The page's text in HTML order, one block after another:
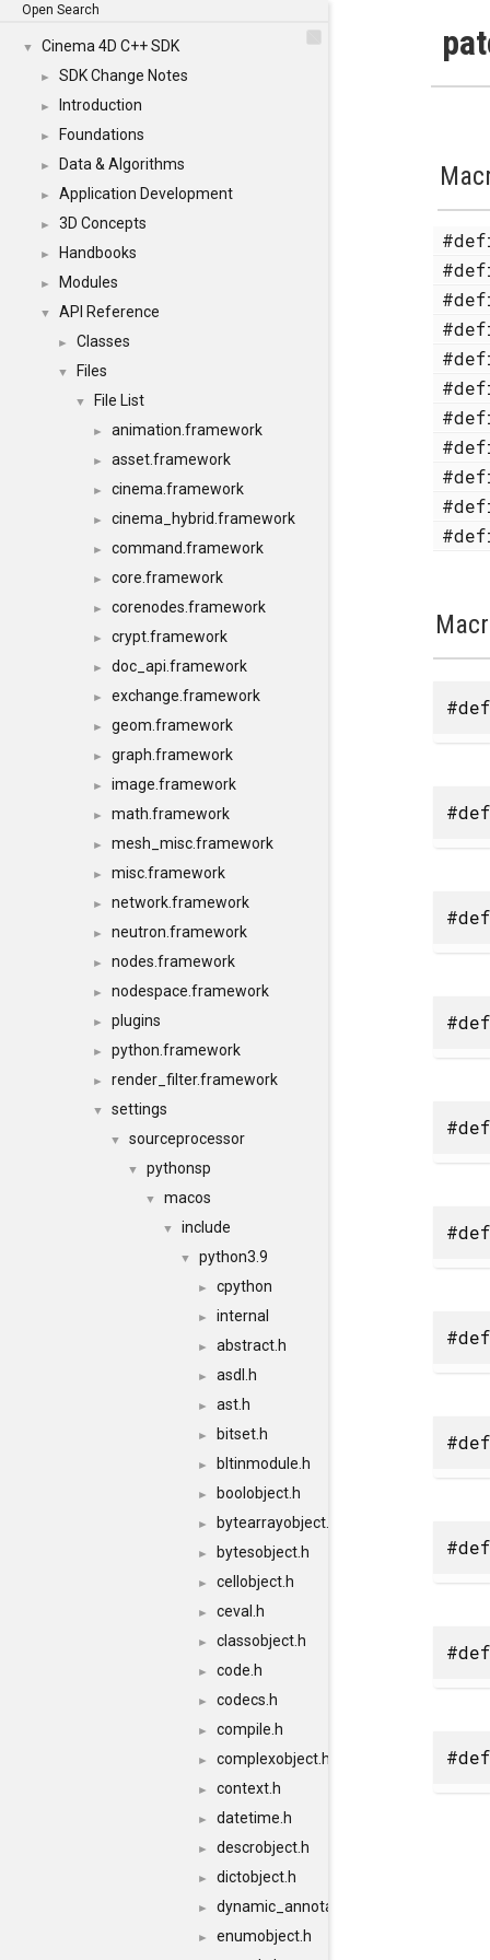
Open Search
▼ Cinema 4D C++ SDK
► SDK Change Notes
► Introduction
► Foundations
► Data & Algorithms
► Application Development
► 3D Concepts
► Handbooks
► Modules
▼ API Reference
► Classes
▼ Files
▼ File List
► animation.framework
► asset.framework
► cinema.framework
► cinema_hybrid.framework
► command.framework
► core.framework
► corenodes.framework
► crypt.framework
► doc_api.framework
► exchange.framework
► geom.framework
► graph.framework
► image.framework
► math.framework
► mesh_misc.framework
► misc.framework
► network.framework
► neutron.framework
► nodes.framework
► nodespace.framework
► plugins
► python.framework
► render_filter.framework
▼ settings
▼ sourceprocessor
▼ pythonsp
▼ macos
▼ include
▼ python3.9
► cpython
► internal
► abstract.h
► asdl.h
► ast.h
► bitset.h
► bltinmodule.h
► boolobject.h
► bytearrayobject.h
► bytesobject.h
► cellobject.h
► ceval.h
► classobject.h
► code.h
► codecs.h
► compile.h
► complexobject.h
► context.h
► datetime.h
► descrobject.h
► dictobject.h
► dynamic_annotations.h
►
enumobject.h